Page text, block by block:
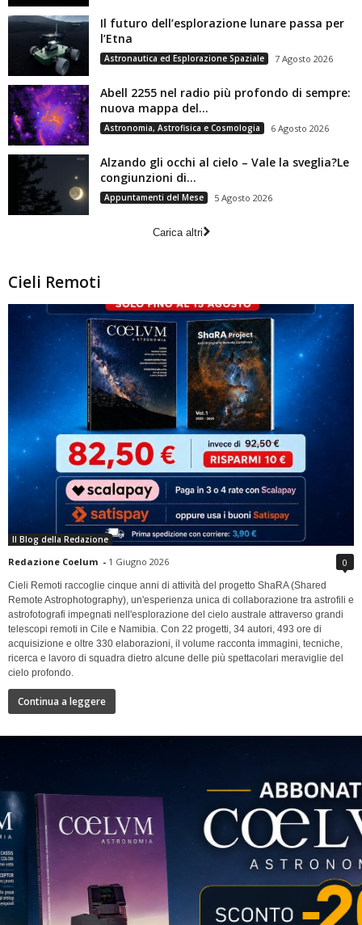
Il futuro dell’esplorazione lunare passa per
l’Etna
Astronautica ed Esplorazione Spaziale 7 Agosto 2026
Abell 2255 nel radio più profondo di sempre:
nuova mappa del...
Astronomia, Astrofisica e Cosmologia 6 Agosto 2026
Alzando gli occhi al cielo – Vale la sveglia?Le
congiunzioni di...
Appuntamenti del Mese 5 Agosto 2026
Carica altri
Cieli Remoti
Il Blog della Redazione
Redazione Coelum - 1 Giugno 2026 0
Cieli Remoti raccoglie cinque anni di attività del progetto ShaRA (Shared
Remote Astrophotography), un'esperienza unica di collaborazione tra astrofili e
astrofotografi impegnati nell'esplorazione del cielo australe attraverso grandi
telescopi remoti in Cile e Namibia. Con 22 progetti, 34 autori, 493 ore di
acquisizione e oltre 330 elaborazioni, il volume racconta immagini, tecniche,
ricerca e lavoro di squadra dietro alcune delle più spettacolari meraviglie del
cielo profondo.
Continua a leggere